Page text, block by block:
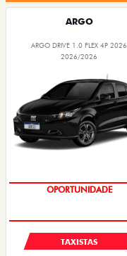
ARGO
ARGO DRIVE 1.0 FLEX 4P 2026
2026/2026
OPORTUNIDADE
TAXISTAS